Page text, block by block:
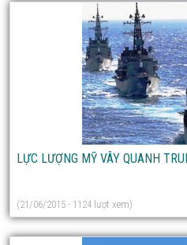
LỰC LƯỢNG MỸ VÂY QUANH
(21/06/2015 - 1124 lượt xem)